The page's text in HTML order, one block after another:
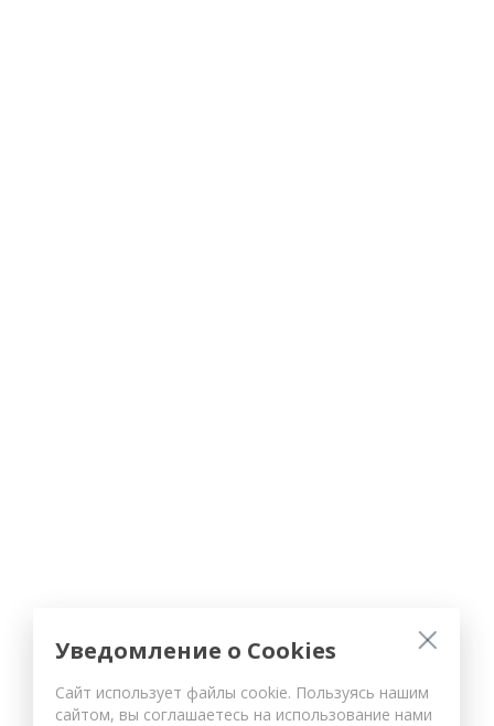
Уведомление о Cookies
Сайт использует файлы cookie. Пользуясь нашим
сайтом, вы соглашаетесь на использование нами